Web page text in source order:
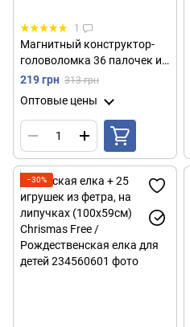
1
Магнитный конструктор-
головоломка 36 палочек и
27 шариков, Разноцветный
головоломка для детей и
взрослых
219 грн 313 грн
Оптовые цены
−30%